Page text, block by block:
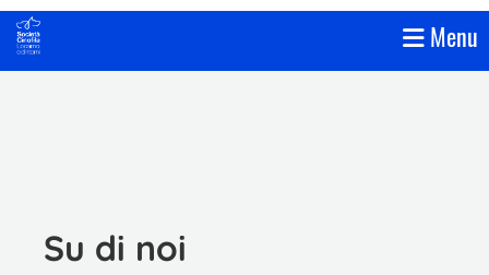
Menu
Su di noi